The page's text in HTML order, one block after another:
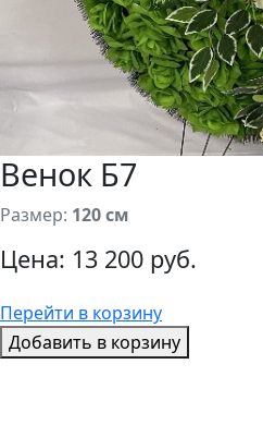
Венок Б7
Размер: 120 см
Цена: 13 200 руб.
Перейти в корзину
Добавить в корзину